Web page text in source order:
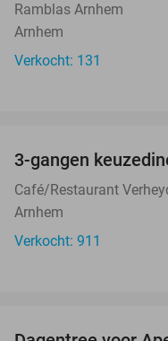
Ramblas Arnhem
Arnhem
Verkocht: 131
3-gangen
Café/Restaurant
Arnhem
Verkocht: 911